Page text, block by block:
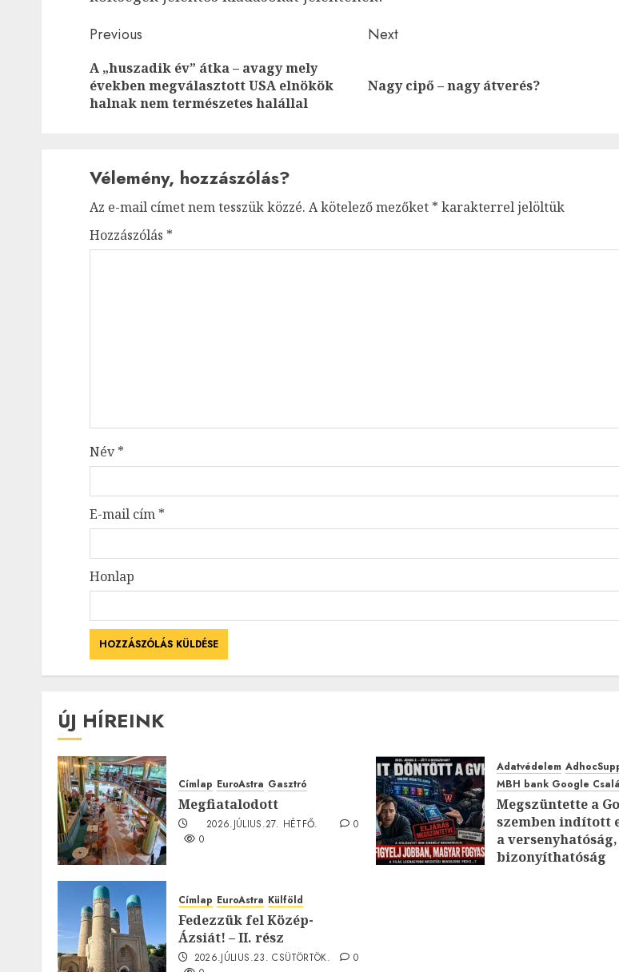
Post
navigation
Previous
Previous
A „huszadik év” átka – avagy mely
években megválasztott USA elnökök
halnak nem természetes halállal
Next
Next
Nagy cipő – nagy átverés?
Vélemény, hozzászólás?
Az e-mail címet nem tesszük közzé. A kötelező mezőket * karakterrel jelöltük
Hozzászólás *
Név*
E-mail cím *
Honlap
ÚJ HÍREINK
Címlap EuroAstra Gasztró
Megfiatalodott
2026.JÚLIUS.27. HÉTFŐ.
0
0
Adatvédelem
MBH bank Google
Megszüntette a
szemben indított
a versenyhatóság,
bizonyíthatóság
Címlap EuroAstra Külföld
Fedezzük fel Közép-
Ázsiát! – II. rész
2026.JÚLIUS.23. CSÜTÖRTÖK.
0